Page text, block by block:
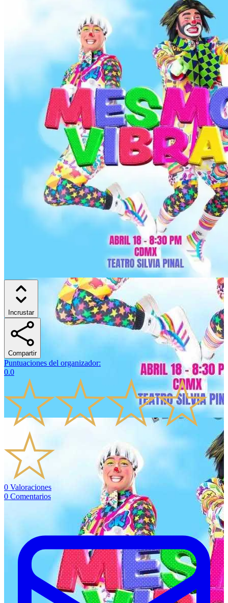
Incrustar
Compartir
Puntuaciones del organizador:
0.0
0 Valoraciones
0 Comentarios